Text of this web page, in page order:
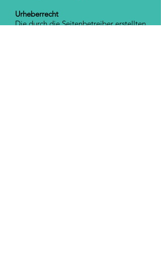
Urheberrecht
Die durch die Seitenbetreiber erstellten